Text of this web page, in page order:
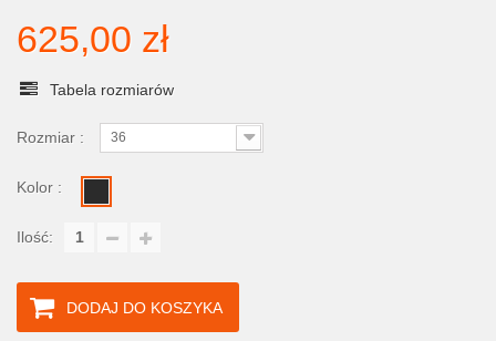
625,00 zł
Tabela rozmiarów
Rozmiar : 36
Kolor :
Ilość:
DODAJ DO KOSZYKA